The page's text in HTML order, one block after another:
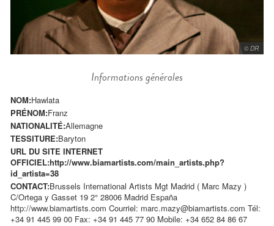
© DR
Informations générales
NOM:Hawlata
PRÉNOM:Franz
NATIONALITÉ:Allemagne
TESSITURE:Baryton
URL DU SITE INTERNET
OFFICIEL:http://www.biamartists.com/main_artists.php?
id_artista=38
CONTACT:Brussels International Artists Mgt Madrid ( Marc Mazy )
C/Ortega y Gasset 19 2° 28006 Madrid España
http://www.biamartists.com Courriel: marc.mazy@biamartists.com Tél:
+34 91 445 99 00 Fax: +34 91 445 77 90 Mobile: +34 652 84 86 67